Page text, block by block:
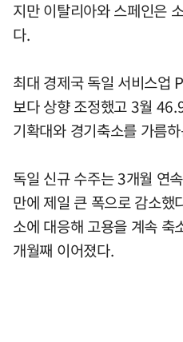
지만 이탈리아와 스페인은
다.
최대 경제국 독일 서비스
보다 상향 조정했고 3월
기확대와 경기축소를 가름
독일 신규 수주는 3개월 연
만에 제일 큰 폭으로 감소했
소에 대응해 고용을 계속
개월째 이어졌다.